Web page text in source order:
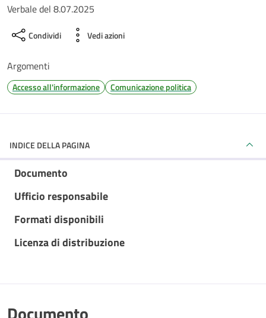
Verbale del 8.07.2025
Condividi Vedi azioni
Argomenti
Accesso all'informazione Comunicazione politica
INDICE DELLA PAGINA
Documento
Ufficio responsabile
Formati disponibili
Licenza di distribuzione